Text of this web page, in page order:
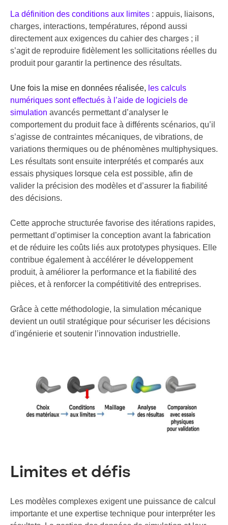
La définition des conditions aux limites : appuis, liaisons,
charges, interactions, températures, répond aussi
directement aux exigences du cahier des charges ; il
s’agit de reproduire fidèlement les sollicitations réelles du
produit pour garantir la pertinence des résultats.
Une fois la mise en données réalisée, les calculs
numériques sont effectués à l’aide de logiciels de
simulation avancés permettant d’analyser le
comportement du produit face à différents scénarios, qu’il
s’agisse de contraintes mécaniques, de vibrations, de
variations thermiques ou de phénomènes multiphysiques.
Les résultats sont ensuite interprétés et comparés aux
essais physiques lorsque cela est possible, afin de
valider la précision des modèles et d’assurer la fiabilité
des décisions.
Cette approche structurée favorise des itérations rapides,
permettant d’optimiser la conception avant la fabrication
et de réduire les coûts liés aux prototypes physiques. Elle
contribue également à accélérer le développement
produit, à améliorer la performance et la fiabilité des
pièces, et à renforcer la compétitivité des entreprises.
Grâce à cette méthodologie, la simulation mécanique
devient un outil stratégique pour sécuriser les décisions
d’ingénierie et soutenir l’innovation industrielle.
Limites et défis
Les modèles complexes exigent une puissance de calcul
importante et une expertise technique pour interpréter les